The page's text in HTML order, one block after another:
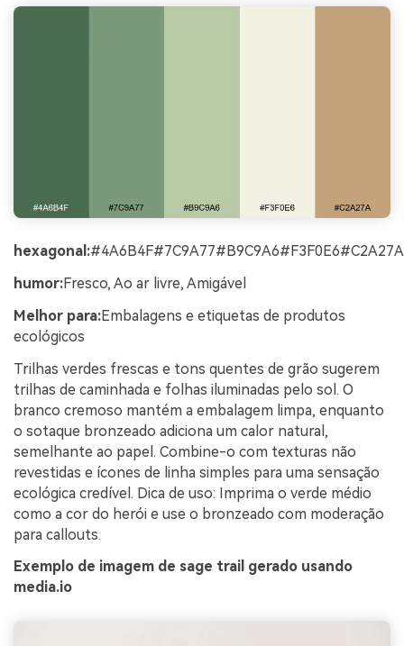
hexagonal:#4A6B4F#7C9A77#B9C9A6#F3F0E6#C2A27A
humor:Fresco, Ao ar livre, Amigável
Melhor para:Embalagens e etiquetas de produtos
ecológicos
Trilhas verdes frescas e tons quentes de grão sugerem
trilhas de caminhada e folhas iluminadas pelo sol. O
branco cremoso mantém a embalagem limpa, enquanto
o sotaque bronzeado adiciona um calor natural,
semelhante ao papel. Combine-o com texturas não
revestidas e ícones de linha simples para uma sensação
ecológica credível. Dica de uso: Imprima o verde médio
como a cor do herói e use o bronzeado com moderação
para callouts.
Exemplo de imagem de sage trail gerado usando
media.io